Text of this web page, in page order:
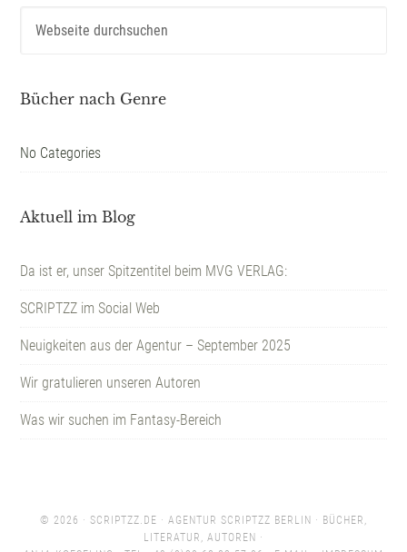
Bücher nach Genre
No Categories
Aktuell im Blog
Da ist er, unser Spitzentitel beim MVG VERLAG:
SCRIPTZZ im Social Web
Neuigkeiten aus der Agentur – September 2025
Wir gratulieren unseren Autoren
Was wir suchen im Fantasy-Bereich
© 2026 · SCRIPTZZ.DE · AGENTUR SCRIPTZZ BERLIN · BÜCHER,
LITERATUR, AUTOREN ·